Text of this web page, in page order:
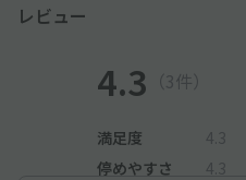
レビュー
4.3 （3件）
満足度 4.3
停めやすさ
4.3